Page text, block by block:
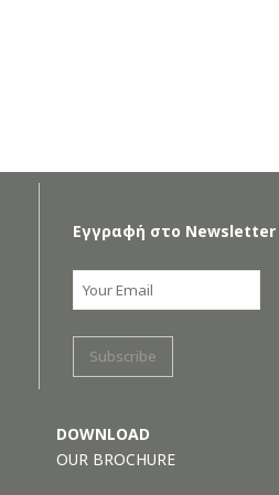
Εγγραφή στο Newsletter
DOWNLOAD
OUR BROCHURE